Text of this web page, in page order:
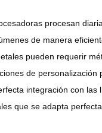
procesan
de manera
pueden requerir
de personalización
integración con
que se adapta